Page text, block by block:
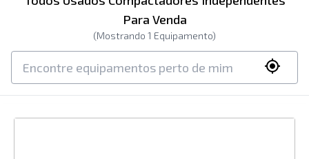
Para Venda
(Mostrando 1 Equipamento)